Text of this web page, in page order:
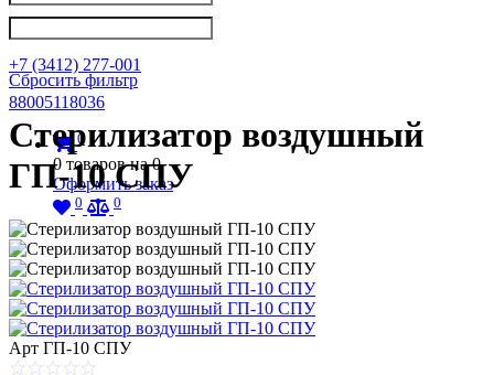
+7 (3412) 277-001
88005118036
0
0 товаров на0
Оформить заказ
0 0
Сбросить фильтр
Стерилизатор воздушный
ГП-10 СПУ
Арт ГП-10 СПУ